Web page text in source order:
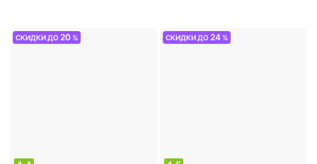
увлажнение
СКИДКИ ДО20 % СКИДКИ ДО24 %